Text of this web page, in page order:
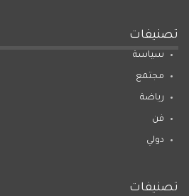
تصنيفات
سياسة
مجتمع
رياضة
فن
دولي
تصنيفات